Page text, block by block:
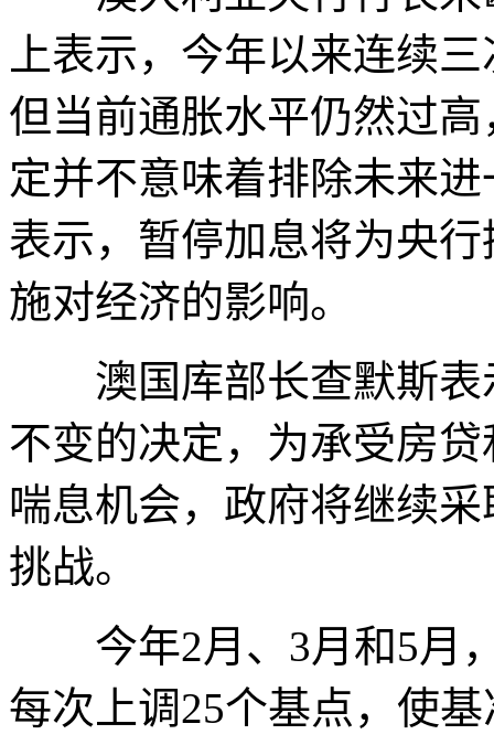
上表示，今年以来连续
但当前通胀水平仍然过
定并不意味着排除未来
表示，暂停加息将为央
施对经济的影响。
澳国库部长查默斯表
不变的决定，为承受房
喘息机会，政府将继续
挑战。
今年2月、3月和5月，
每次上调25个基点，使